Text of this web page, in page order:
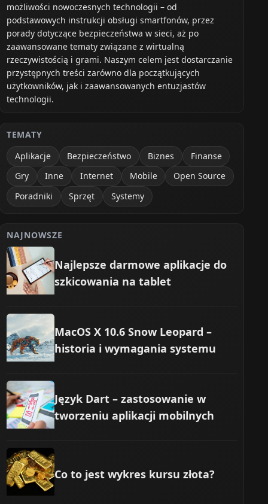
możliwości nowoczesnych technologii – od
podstawowych instrukcji obsługi smartfonów, przez
porady dotyczące bezpieczeństwa w sieci, aż po
zaawansowane tematy związane z wirtualną
rzeczywistością i grami. Naszym celem jest dostarczanie
przystępnych treści zarówno dla początkujących
użytkowników, jak i zaawansowanych entuzjastów
technologii.
TEMATY
Aplikacje
Bezpieczeństwo Biznes
Finanse
Gry
Inne Internet Mobile
Open Source
Poradniki
Sprzęt Systemy
NAJNOWSZE
Najlepsze darmowe aplikacje do
szkicowania na tablet
MacOS X 10.6 Snow Leopard –
historia i wymagania systemu
Język Dart – zastosowanie w
tworzeniu aplikacji mobilnych
Co to jest wykres kursu złota?